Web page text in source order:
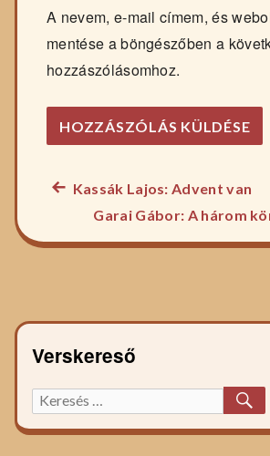
A nevem, e-mail címem, és
mentése a böngészőben a
hozzászólásomhoz.
Bejegyzés
navigáció
Előző
főzelék
recept:
Kassák Lajos: Advent van
Garai Gábor: A három
Verskereső
Keresett
főzelék